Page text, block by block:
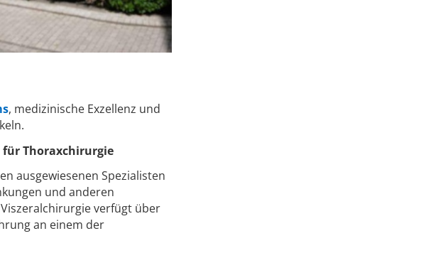
, medizinische Exzellenz und
für Thoraxchirurgie
ausgewiesenen Spezialisten
und anderen
verfügt über
an einem der